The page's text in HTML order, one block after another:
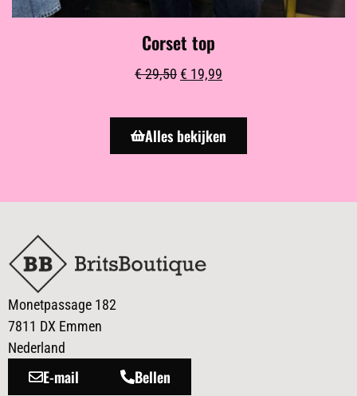
Corset top
€29,50 € 19,99
Alles bekijken
Monetpassage 182
7811 DX Emmen
Nederland
E-mail Bellen